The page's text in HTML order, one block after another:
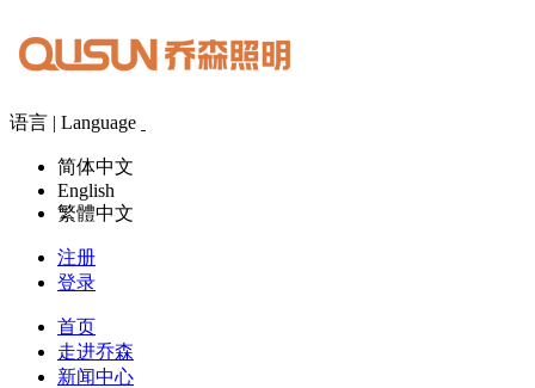
语言 | Language
简体中文
English
繁體中文
注册
登录
首页
走进乔森
新闻中心